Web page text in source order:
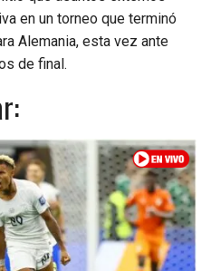
en un torneo que terminó
Alemania, esta vez ante
de final.